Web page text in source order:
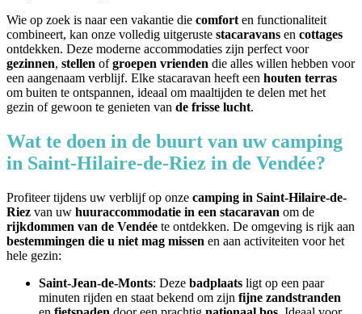
Wie op zoek is naar een vakantie die comfort en functionaliteit
combineert, kan onze volledig uitgeruste stacaravans en cottages
ontdekken. Deze moderne accommodaties zijn perfect voor
gezinnen, stellen ofgroepen vrienden die alles willen hebben voor
een aangenaam verblijf. Elke stacaravan heeft een houten terras
om buiten te ontspannen, ideaal om maaltijden te delen met het
gezin of gewoon te genieten van de frisse lucht.
Wat te doen in de buurt van uw camping
in Saint-Hilaire-de-Riez in de Vendée?
Profiteer tijdens uw verblijf op onze camping in Saint-Hilaire-de-
Riez van uw huuraccommodatie in een stacaravan om de
rijkdommen van de Vendée te ontdekken. De omgeving is rijk aan
bestemmingen die u niet mag missen en aan activiteiten voor het
hele gezin:
Saint-Jean-de-Monts: Deze badplaats ligt op een paar
minuten rijden en staat bekend om zijn fijne zandstranden